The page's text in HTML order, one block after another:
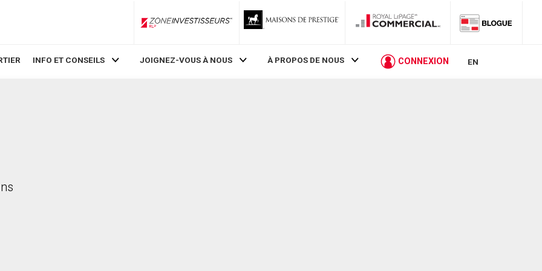
ZoneInvestisseurs RLP
INFO ET CONSEILS JOIGNEZ-VOUS À NOUS À PROPOS DE NOUS CONNEXION EN